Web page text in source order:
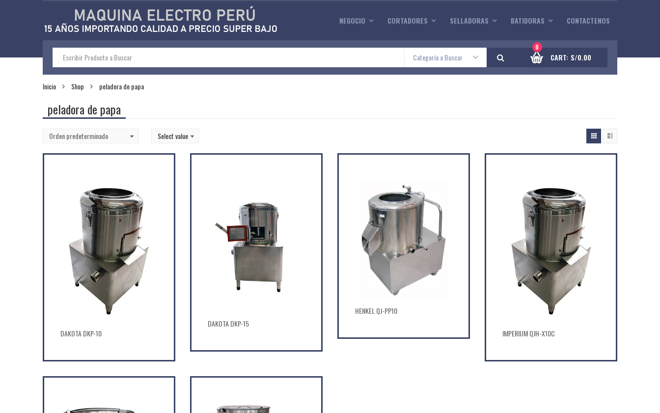
NEGOCIO CORTADORES SELLADORAS BATIDORAS CONTACTENOS
Categoría a Buscar
0
CART: S/0.00
Inicio Shop peladora de papa
peladora de papa
DAKOTA DKP-10
DAKOTA DKP-15
HENKEL QJ-PP10
IMPERIUM QJH-X10C